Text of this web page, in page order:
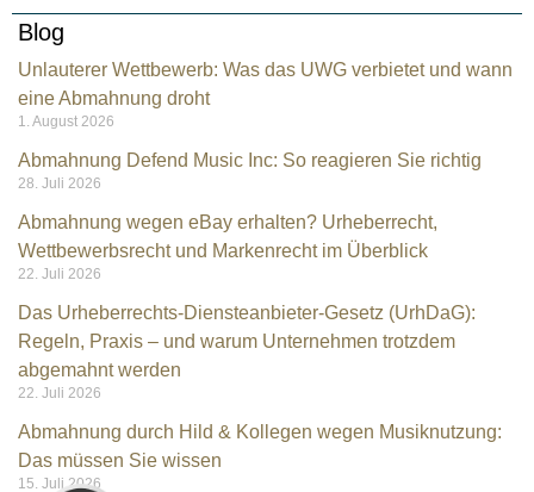
Blog
Unlauterer Wettbewerb: Was das UWG verbietet und wann
eine Abmahnung droht
1. August 2026
Abmahnung Defend Music Inc: So reagieren Sie richtig
28. Juli 2026
Abmahnung wegen eBay erhalten? Urheberrecht,
Wettbewerbsrecht und Markenrecht im Überblick
22. Juli 2026
Das Urheberrechts-Diensteanbieter-Gesetz (UrhDaG):
Regeln, Praxis – und warum Unternehmen trotzdem
abgemahnt werden
22. Juli 2026
Abmahnung durch Hild & Kollegen wegen Musiknutzung:
Das müssen Sie wissen
15. Juli 2026
Kundenbewertungen und Erfahrungen zu
Rechtsanwalt Kramarz
100
%
Empfehlungen auf
SEHR GUT